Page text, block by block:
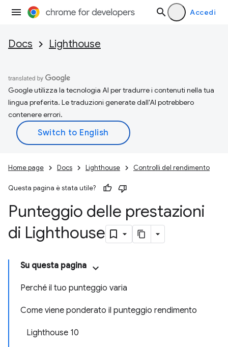
Accedi
Docs Lighthouse
Google utilizza la tecnologia AI per tradurre i contenuti nella tua
lingua preferita. Le traduzioni generate dall'AI potrebbero
contenere errori.
Home page Docs Lighthouse Controlli del rendimento
Questa pagina è stata utile?
Punteggio delle prestazioni
di Lighthouse
Su questa pagina
Perché il tuo punteggio varia
Come viene ponderato il punteggio rendimento
Lighthouse 10